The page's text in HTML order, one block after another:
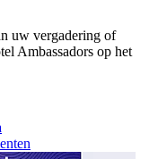
uw vergadering of
Ambassadors op het